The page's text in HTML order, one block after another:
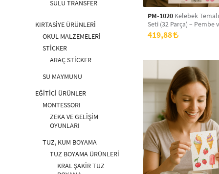
SULU TRANSFER
KIRTASİYE ÜRÜNLERİ
OKUL MALZEMELERİ
STİCKER
ARAÇ STİCKER
SU MAYMUNU
EĞİTİCİ ÜRÜNLER
MONTESSORI
ZEKA VE GELİŞİM
OYUNLARI
TUZ, KUM BOYAMA
TUZ BOYAMA ÜRÜNLERİ
KRAL ŞAKİR TUZ
PM-1020 Kelebek
Seti (32 Parça) – Pembe
Renkli Dekoratif
419,88